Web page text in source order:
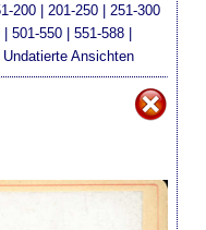
200 | 201-250 | 251-300
|501-550 |551-588 |
Undatierte Ansichten